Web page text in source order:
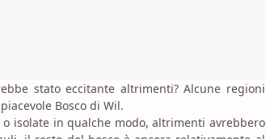
stato eccitante altrimenti? Alcune regioni
Bosco di Wil.
isolate in qualche modo, altrimenti avrebbero